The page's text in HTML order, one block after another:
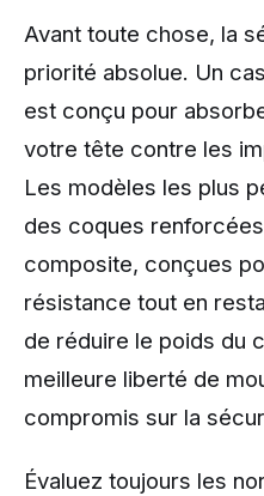
Avant toute chose, la
priorité absolue. Un
est conçu pour
votre tête contre les
Les modèles les plus
des coques
composite, conçues
résistance tout en
de réduire le poids du
meilleure liberté de
compromis sur la
Évaluez toujours les